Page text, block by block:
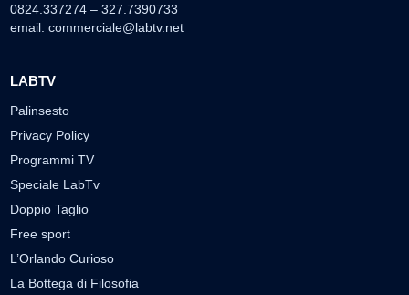
0824.337274 – 327.7390733
email: commerciale@labtv.net
LABTV
Palinsesto
Privacy Policy
Programmi TV
Speciale LabTv
Doppio Taglio
Free sport
L’Orlando Curioso
La Bottega di Filosofia